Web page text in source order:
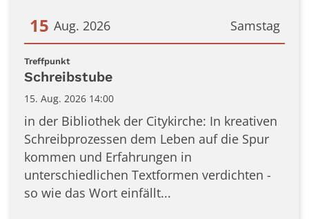
Samstag
15 Aug. 2026
Datum: 15. August 2026
Treffpunkt:
Schreibstube
15. Aug. 2026 14:00
in der Bibliothek der Citykirche: In kreativen
Schreibprozessen dem Leben auf die Spur
kommen und Erfahrungen in
unterschiedlichen Textformen verdichten -
so wie das Wort einfällt...